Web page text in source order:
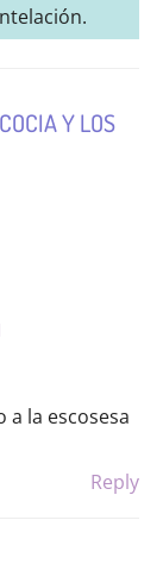
Y LOS
a la escosesa
Reply